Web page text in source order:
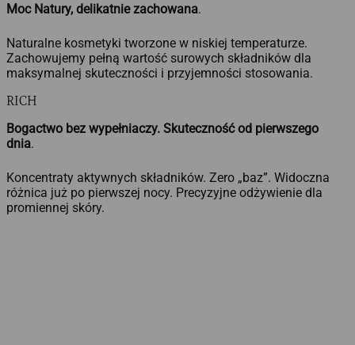
Moc Natury, delikatnie zachowana.
Naturalne kosmetyki tworzone w niskiej temperaturze.
Zachowujemy pełną wartość surowych składników dla
maksymalnej skuteczności i przyjemności stosowania.
RICH
Bogactwo bez wypełniaczy. Skuteczność od pierwszego
dnia.
Koncentraty aktywnych składników. Zero „baz”. Widoczna
różnica już po pierwszej nocy. Precyzyjne odżywienie dla
promiennej skóry.